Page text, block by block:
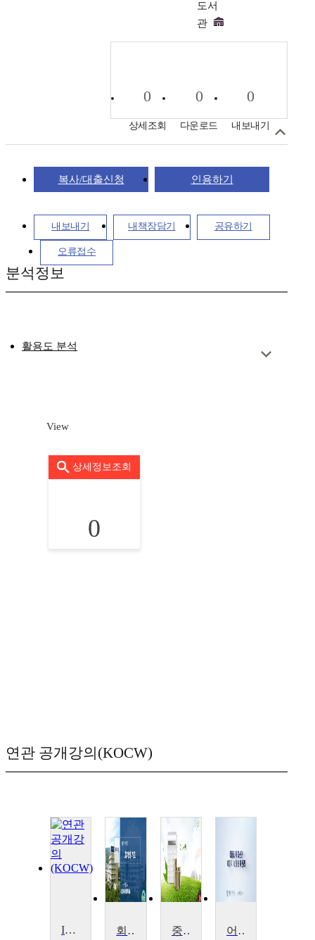
도서
관
0
상세조회
0
다운로드
0
내보내기
복사/대출신청 인용하기
내보내기 내책장담기 공유하기
오류접수
분석정보
활용도 분석
View
상세정보조회
0
연관 공개강의(KOCW)
Intermediate Accounting II 회계의이해 중급재무회계(2) 어플리케이션과 이미지속의 회계원리